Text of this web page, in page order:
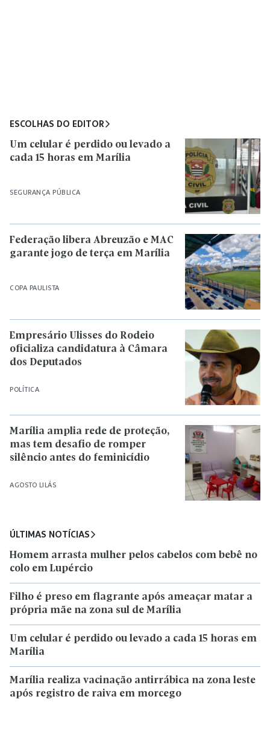
ESCOLHAS DO EDITOR
SEGURANÇA PÚBLICA
Um celular é perdido ou levado a
cada 15 horas em Marília
COPA PAULISTA
Federação libera Abreuzão e MAC
garante jogo de terça em Marília
POLÍTICA
Empresário Ulisses do Rodeio
oficializa candidatura à Câmara
dos Deputados
AGOSTO LILÁS
Marília amplia rede de proteção,
mas tem desafio de romper
silêncio antes do feminicídio
ÚLTIMAS NOTÍCIAS
Homem arrasta mulher pelos cabelos com bebê no
colo em Lupércio
Filho é preso em flagrante após ameaçar matar a
própria mãe na zona sul de Marília
Um celular é perdido ou levado a cada 15 horas em
Marília
Marília realiza vacinação antirrábica na zona leste
após registro de raiva em morcego